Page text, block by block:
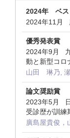
2024年 ベス
2024年11月
優秀発表賞
2024年9月
動と新型コロ
山田 琳乃,
論文奨励賞
2023年5月
受診歴が訓練
廣島屋貴俊